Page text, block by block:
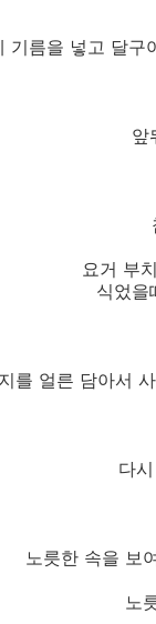
기름을 넣고 달구
앞
요거 부
식었을
를 얼른 담아서
다
노릇한 속을 보
노